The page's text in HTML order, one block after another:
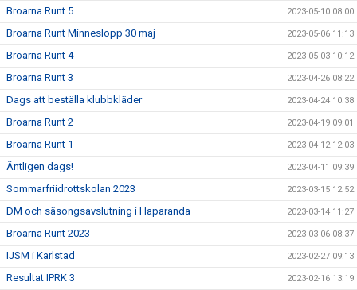
Broarna Runt 5 2023-05-10 08:00
Broarna Runt Minneslopp 30 maj 2023-05-06 11:13
Broarna Runt 4 2023-05-03 10:12
Broarna Runt 3 2023-04-26 08:22
Dags att beställa klubbkläder 2023-04-24 10:38
Broarna Runt 2 2023-04-19 09:01
Broarna Runt 1 2023-04-12 12:03
Äntligen dags! 2023-04-11 09:39
Sommarfriidrottskolan 2023 2023-03-15 12:52
DM och säsongsavslutning i Haparanda 2023-03-14 11:27
Broarna Runt 2023 2023-03-06 08:37
IJSM i Karlstad 2023-02-27 09:13
Resultat IPRK 3 2023-02-16 13:19